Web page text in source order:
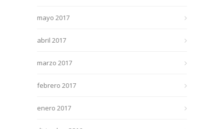
mayo 2017
abril 2017
marzo 2017
febrero 2017
enero 2017